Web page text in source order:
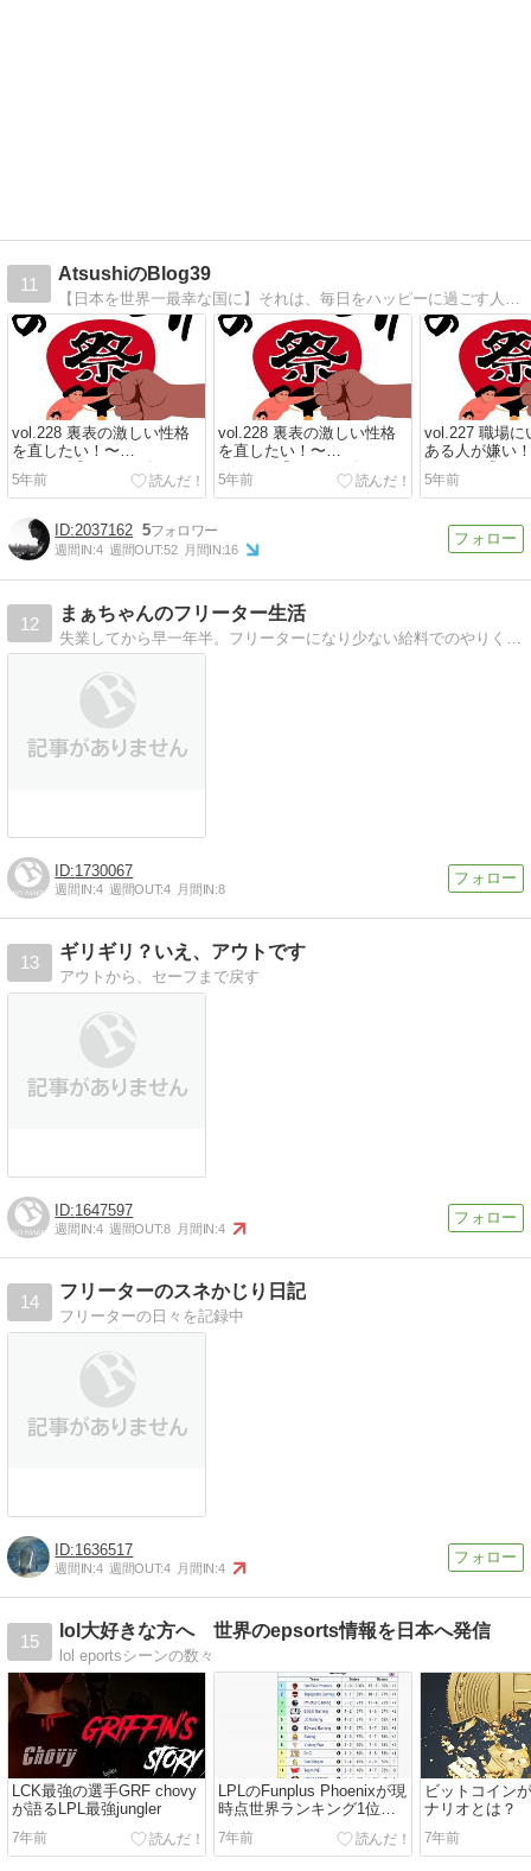
11
AtsushiのBlog39
vol.228 裏表の激しい性格
を直したい！〜
Podcast『ののしり祭39』
5年前
vol.228 裏表の激しい性格
を直したい！〜
Podcast『ののしり祭39』
5年前
vol.227 職場に
ある人が嫌い
Podcast『の
5年前
2037162 5
週間IN:4 週間OUT:52 月間IN:16
12
まぁちゃんのフリーター生活
1730067
週間IN:4 週間OUT:4 月間IN:8
13
ギリギリ？いえ、アウトです
アウトから、セーフまで戻す
1647597
週間IN:4 週間OUT:8 月間IN:4
14
フリーターのスネかじり日記
フリーターの日々を記録中
1636517
週間IN:4 週間OUT:4 月間IN:4
15
lol大好きな方へ 世界のepsorts情報を日本へ発信
lol eportsシーンの数々
LCK最強の選手GRF chovy
が語るLPL最強jungler
7年前
LPLのFunplus Phoenixが現
時点世界ランキング1位と
いう話
7年前
ビットコイン
ナリオとは？
7年前